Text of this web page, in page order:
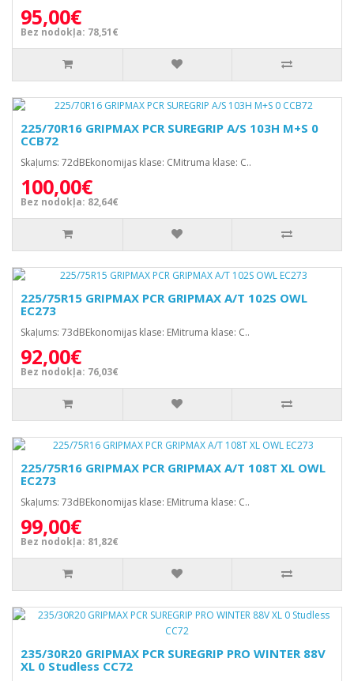
95,00€
Bez nodokļa: 78,51€
225/70R16 GRIPMAX PCR SUREGRIP A/S 103H M+S 0
CCB72
Skaļums: 72dBEkonomijas klase: CMitruma klase: C..
100,00€
Bez nodokļa: 82,64€
225/75R15 GRIPMAX PCR GRIPMAX A/T 102S OWL
EC273
Skaļums: 73dBEkonomijas klase: EMitruma klase: C..
92,00€
Bez nodokļa: 76,03€
225/75R16 GRIPMAX PCR GRIPMAX A/T 108T XL OWL
EC273
Skaļums: 73dBEkonomijas klase: EMitruma klase: C..
99,00€
Bez nodokļa: 81,82€
235/30R20 GRIPMAX PCR SUREGRIP PRO WINTER 88V
XL 0 Studless CC72